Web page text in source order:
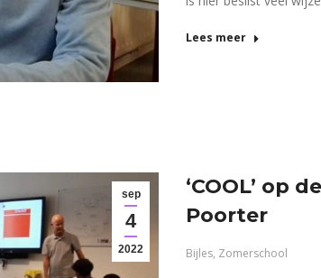
Lees meer
sep
4
2022
‘COOL’ op
Poorter
Bijles, Zomerschool